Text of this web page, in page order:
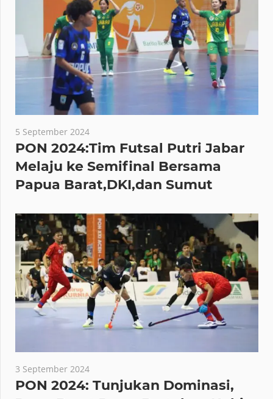
5 September 2024
PON 2024:Tim Futsal Putri Jabar
Melaju ke Semifinal Bersama
Papua Barat,DKI,dan Sumut
3 September 2024
PON 2024: Tunjukan Dominasi,